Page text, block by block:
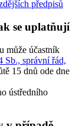
předpisů
se uplatňují
může účastník
Sb., správní řád,
15 dnů ode dne
ústředního